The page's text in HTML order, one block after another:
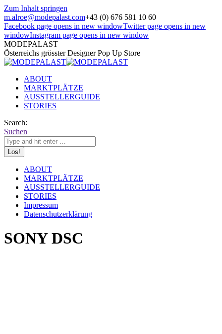
Zum Inhalt springen
m.alroe@modepalast.com+43 (0) 676 581 10 60
Facebook page opens in new windowTwitter page opens in new
windowInstagram page opens in new window
MODEPALAST
Österreichs grösster Designer Pop Up Store
ABOUT
MARKTPLÄTZE
AUSSTELLERGUIDE
STORIES
Search:
Suchen
ABOUT
MARKTPLÄTZE
AUSSTELLERGUIDE
STORIES
Impressum
Datenschutzerklärung
SONY DSC